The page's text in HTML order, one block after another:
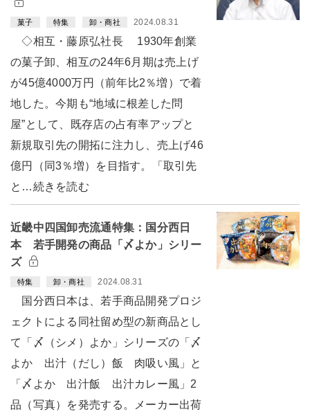
菓子 特集 卸・商社 2024.08.31
◇相互・藤原弘社長 1930年創業
の菓子卸、相互の24年6月期は売上げ
が45億4000万円（前年比2％増）で着
地した。今期も“地域に根差した問
屋”として、既存店の占有率アップと
新規取引先の開拓に注力し、売上げ46
億円（同3％増）を目指す。「取引先
と…続きを読む
近畿中四国卸売流通特集：国分西日
本 若手開発の商品「〆よか」シリー
ズ
特集 卸・商社 2024.08.31
国分西日本は、若手商品開発プロジ
ェクトによる同社留め型の新商品とし
て「〆（シメ）よか」シリーズの「〆
よか 出汁（だし）飯 肉吸い風」と
「〆よか 出汁飯 出汁カレー風」2
品（写真）を発売する。メーカー出荷